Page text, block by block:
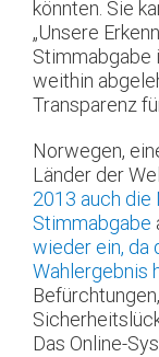
könnten. Sie
„Unsere
Stimmabgabe
weithin
Transparenz
Norwegen,
Länder der
2013 auch die
Stimmabgabe
wieder ein, da
Wahlergebnis
Das Online-